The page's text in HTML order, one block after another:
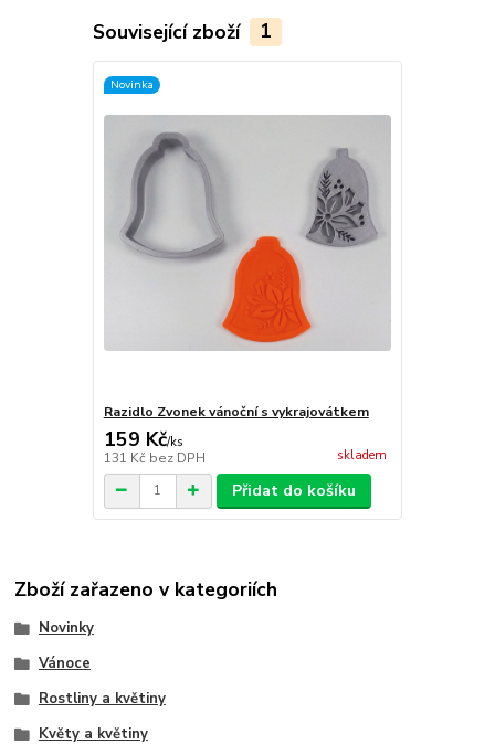
Související zboží 1
Novinka
Razidlo Zvonek vánoční s vykrajovátkem
159 Kč/ks
131 Kč bez DPH skladem
Přidat do košíku
Zboží zařazeno v kategoriích
Novinky
Vánoce
Rostliny a květiny
Květy a květiny